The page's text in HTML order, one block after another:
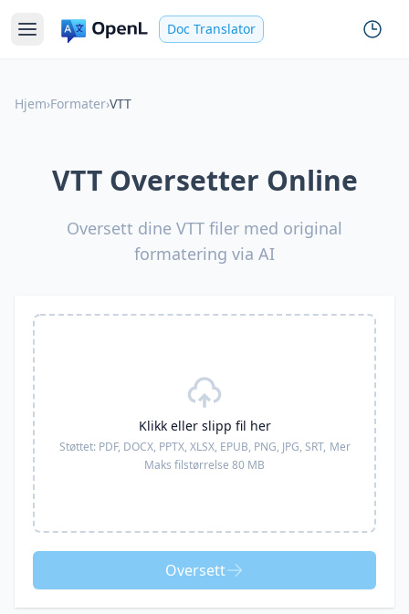
Doc Translator
Hjem›Formater›VTT
VTT Oversetter Online
Oversett dine VTT filer med original
formatering via AI
Klikk eller slipp fil her
Støttet: PDF, DOCX, PPTX, XLSX, EPUB, PNG, JPG, SRT, Mer
Maks filstørrelse 80 MB
Oversett